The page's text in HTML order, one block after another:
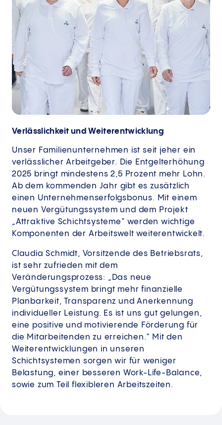
Verlässlichkeit und Weiterentwicklung
Unser Familienunternehmen ist seit jeher ein
verlässlicher Arbeitgeber. Die Entgelterhöhung
2025 bringt mindestens 2,5 Prozent mehr Lohn.
Ab dem kommenden Jahr gibt es zusätzlich
einen Unternehmenserfolgsbonus. Mit einem
neuen Vergütungssystem und dem Projekt
„Attraktive Schichtsysteme“ werden wichtige
Komponenten der Arbeitswelt weiterentwickelt.
Claudia Schmidt, Vorsitzende des Betriebsrats,
ist sehr zufrieden mit dem
Veränderungsprozess: „Das neue
Vergütungssystem bringt mehr finanzielle
Planbarkeit, Transparenz und Anerkennung
individueller Leistung. Es ist uns gut gelungen,
eine positive und motivierende Förderung für
die Mitarbeitenden zu erreichen.“ Mit den
Weiterentwicklungen in unseren
Schichtsystemen sorgen wir für weniger
Belastung, einer besseren Work-Life-Balance,
sowie zum Teil flexibleren Arbeitszeiten.